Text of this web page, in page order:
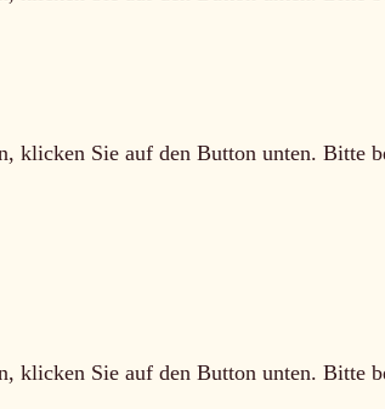
klicken Sie auf den Button unten. Bitte
klicken Sie auf den Button unten. Bitte